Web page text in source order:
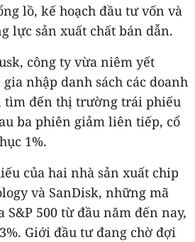
lồ, kế hoạch đầu tư vốn và
lực sản xuất chất bán dẫn.
công ty vừa niêm yết
nhập danh sách các doanh
tìm đến thị trường trái phiếu
ba phiên giảm liên tiếp, cổ
1%.
của hai nhà sản xuất chip
và SanDisk, những mã
S&P 500 từ đầu năm đến nay,
Giới đầu tư đang chờ đợi